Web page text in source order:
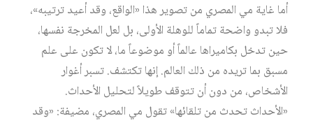
أما غاية مي المصري من تصوير هذا «الواقع، وقد أعيد ترتيبه»،
فلا تبدو واضحة تماماً للوهلة الأولى، بل لعل المخرجة نفسها،
حين تدخل بكاميراها عالماً أو موضوعاً ما، لا تكون على علم
مسبق بما تريده من ذلك العالم. إنها تكتشف. تسبر أغوار
الأشخاص، من دون أن تتوقف طويلاً لتحليل الأحداث.
«الأحداث تحدث من تلقائها» تقول مي المصري، مضيفة: «وقد